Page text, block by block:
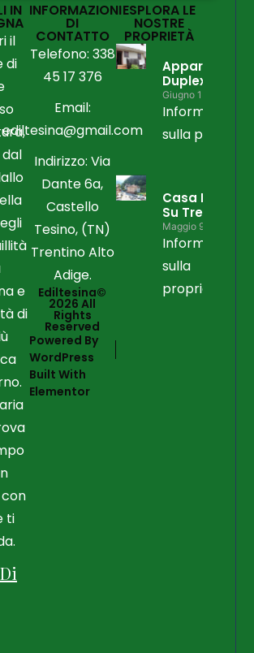
IN
il
di
e
di
ti
INFORMAZIONI
DI
CONTATTO
Telefono: 338
45 17 376
Email:
ediltesina@gmail.com
Indirizzo: Via
Dante 6a,
Castello
Tesino, (TN)
Trentino Alto
Adige.
Ediltesina©
2026 All
Rights
Reserved
Powered By
WordPress
Built With
Elementor
ESPLORA LE
NOSTRE
PROPRIETÀ
Duplex
Giugno 15, 2026
Informazioni
sulla
Casa Libera
Su Tre Lati
Maggio 9, 2026
Informazioni
sulla
proprietà